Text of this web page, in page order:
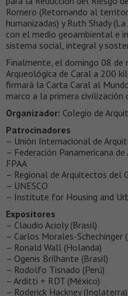
Romero (Retornando al
humanizadas) y Ruth Shady
con el medio geoambiental e
sistema social, integral y
Finalmente, el domingo 08 de
Arqueológica de Caral a 200
firmará la Carta Caral al
marco a la primera civilización
Organizador: Colegio de
Patrocinadores
– Unión Internacional de
– Federación Panamericana
FPAA
– Regional de Arquitectos del
– UNESCO
– Institute for Housing and
Expositores
– Claudio Acioly (Brasil)
– Carlos Morales-Schechinger
– Ronald Wall (Holanda)
– Ogenis Brilhante (Brasil)
– Rodolfo Tisnado (Perú)
– Arditti + RDT (México)
– Roderick Hackney (Inglaterra)